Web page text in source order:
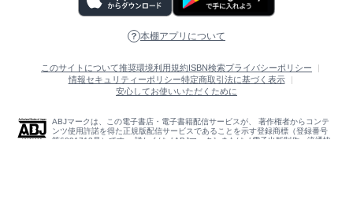
本棚アプリについて
このサイトについて推奨環境利用規約ISBN検索プライバシーポリシー
情報セキュリティーポリシー特定商取引法に基づく表示
安心してお使いいただくために
ABJマークは、この電子書店・電子書籍配信サービスが、 著作権者からコンテ
ンツ使用許諾を得た正規版配信サービスであることを示す登録商標（登録番号
第6091713号）です。 詳しくは［ABJマーク］または［電子出版制作・流通協